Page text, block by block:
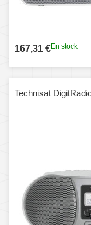
167,31 €En stock
Technisat